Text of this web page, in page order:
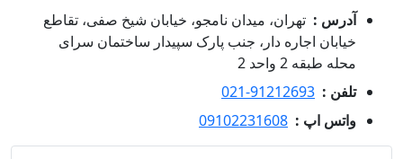
آدرس : تهران، میدان نامجو، خیابان شیخ صفی، تقاطع
خیابان اجاره دار، جنب پارک سپیدار ساختمان سرای
محله طبقه 2 واحد 2
تلفن : 021-91212693
واتس اپ : 09102231608